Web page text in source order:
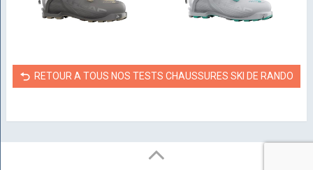
RETOUR A TOUS NOS TESTS CHAUSSURES SKI DE RANDO